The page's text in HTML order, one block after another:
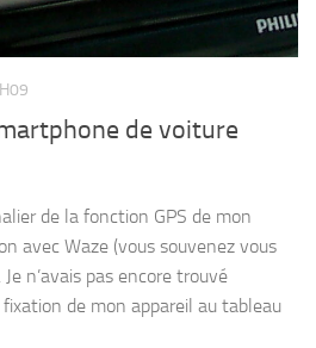
de voiture
de la fonction GPS de mon
avec Waze (vous souvenez vous
n’avais pas encore trouvé
de mon appareil au tableau